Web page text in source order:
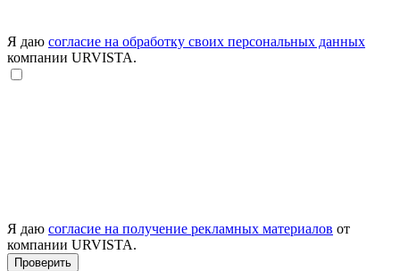
Я даю согласие на обработку своих персональных данных
компании URVISTA.
Я даю согласие на получение рекламных материалов от
компании URVISTA.
Проверить